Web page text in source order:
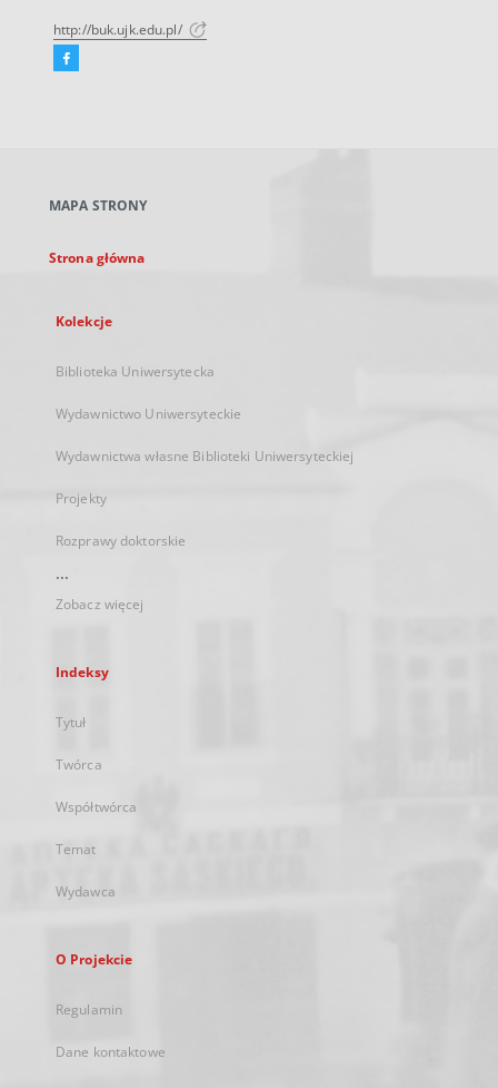
http://buk.ujk.edu.pl/
Facebook
karcie
MAPA STRONY
Strona główna
Kolekcje
Biblioteka Uniwersytecka
Wydawnictwo Uniwersyteckie
Wydawnictwa własne Biblioteki Uniwersyteckiej
Projekty
Rozprawy doktorskie
...
Zobacz więcej
Indeksy
Tytuł
Twórca
Współtwórca
Temat
Wydawca
O Projekcie
Regulamin
Dane kontaktowe